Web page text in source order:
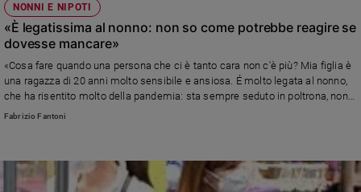
NONNI E NIPOTI
«È legatissima al nonno: non so come potrebbe reagire se
dovesse mancare»
«Cosa fare quando una persona che ci è tanto cara non c'è più? Mia figlia è
una ragazza di 20 anni molto sensibile e ansiosa. É molto legata al nonno,
che ha risentito molto della pandemia: sta sempre seduto in poltrona, non
esce mai... non è più quello di un tempo. Temo la reazione di mia figlia se
Fabrizio Fantoni